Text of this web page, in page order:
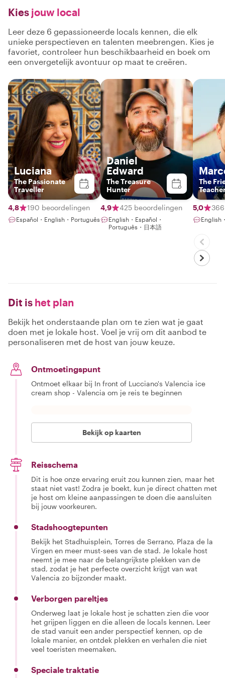
Kies jouw local
Leer deze 6 gepassioneerde locals kennen, die elk
unieke perspectieven en talenten meebrengen. Kies je
favoriet, controleer hun beschikbaarheid en boek om
een onvergetelijk avontuur op maat te creëren.
Luciana
The Passionate
Traveller
4,8 190 beoordelingen
Español・English・Português
Daniel
Edward
The Treasure
Hunter
4,9 425 beoordelingen
English・Español・
Português・日本語
The
5,0
English
Dit is het plan
Bekijk het onderstaande plan om te zien wat je gaat
doen met je lokale host. Voel je vrij om dit aanbod te
personaliseren met de host van jouw keuze.
Ontmoetingspunt
Ontmoet elkaar bij In front of Lucciano's Valencia ice
cream shop - Valencia om je reis te beginnen
Bekijk op kaarten
Reisschema
Dit is hoe onze ervaring eruit zou kunnen zien, maar het
staat niet vast! Zodra je boekt, kun je direct chatten met
je host om kleine aanpassingen te doen die aansluiten
bij jouw voorkeuren.
Stadshoogtepunten
Bekijk het Stadhuisplein, Torres de Serrano, Plaza de la
Virgen en meer must-sees van de stad. Je lokale host
neemt je mee naar de belangrijkste plekken van de
stad, zodat je het perfecte overzicht krijgt van wat
Valencia zo bijzonder maakt.
Verborgen pareltjes
Onderweg laat je lokale host je schatten zien die voor
het grijpen liggen en die alleen de locals kennen. Leer
de stad vanuit een ander perspectief kennen, op de
lokale manier, en ontdek plekken en verhalen die niet
veel toeristen meemaken.
Speciale traktatie